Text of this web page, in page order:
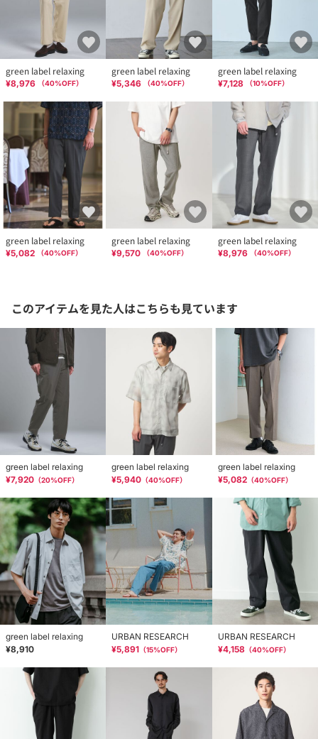
green label relaxing
¥8,976 （40%OFF）
green label relaxing
¥5,346 （40%OFF）
green label relaxing
¥7,128 （10%OFF）
green label relaxing
¥5,082 （40%OFF）
green label relaxing
¥9,570 （40%OFF）
green label relaxing
¥8,976 （40%OFF）